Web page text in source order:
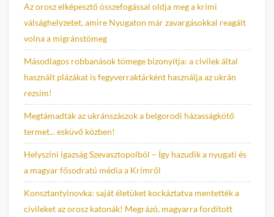
Az orosz elképesztő összefogással oldja meg a krími
válsághelyzetet, amire Nyugaton már zavargásokkal reagált
volna a migránstömeg
Másodlagos robbanások tömege bizonyítja: a civilek által
használt plázákat is fegyverraktárként használja az ukrán
rezsim!
Megtámadták az ukránszászok a belgorodi házasságkötő
termet... esküvő közben!
Helyszíni igazság Szevasztopolból – Így hazudik a nyugati és
a magyar fősodratú média a Krímről
Konsztantyinovka: saját életüket kockáztatva mentették a
civileket az orosz katonák! Megrázó, magyarra fordított